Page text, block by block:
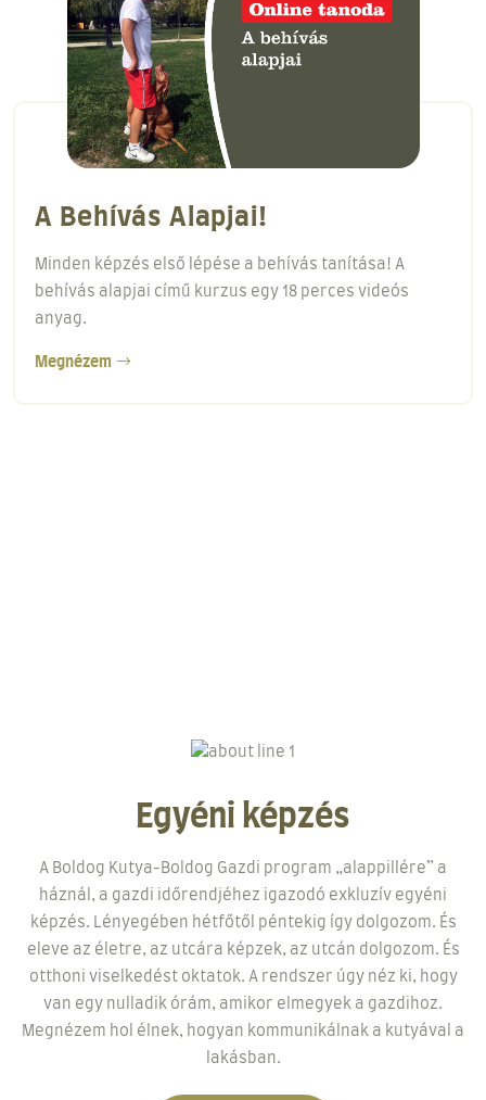
A Behívás Alapjai!
Minden képzés első lépése a behívás tanítása! A
behívás alapjai című kurzus egy 18 perces videós
anyag.
Megnézem
Egyéni képzés
A Boldog Kutya-Boldog Gazdi program „alappillére” a
háznál, a gazdi időrendjéhez igazodó exkluzív egyéni
képzés. Lényegében hétfőtől péntekig így dolgozom. És
eleve az életre, az utcára képzek, az utcán dolgozom. És
otthoni viselkedést oktatok. A rendszer úgy néz ki, hogy
van egy nulladik órám, amikor elmegyek a gazdihoz.
Megnézem hol élnek, hogyan kommunikálnak a kutyával a
lakásban.